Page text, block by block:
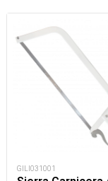
GILI031001